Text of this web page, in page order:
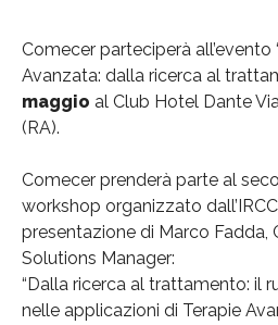
Comecer parteciperà all’evento
Avanzata: dalla ricerca al
maggio al Club Hotel Dante
(RA).
Comecer prenderà parte al
workshop organizzato
presentazione di Marco Fadda,
Solutions Manager:
“Dalla ricerca al trattamento: il
nelle applicazioni di Terapie